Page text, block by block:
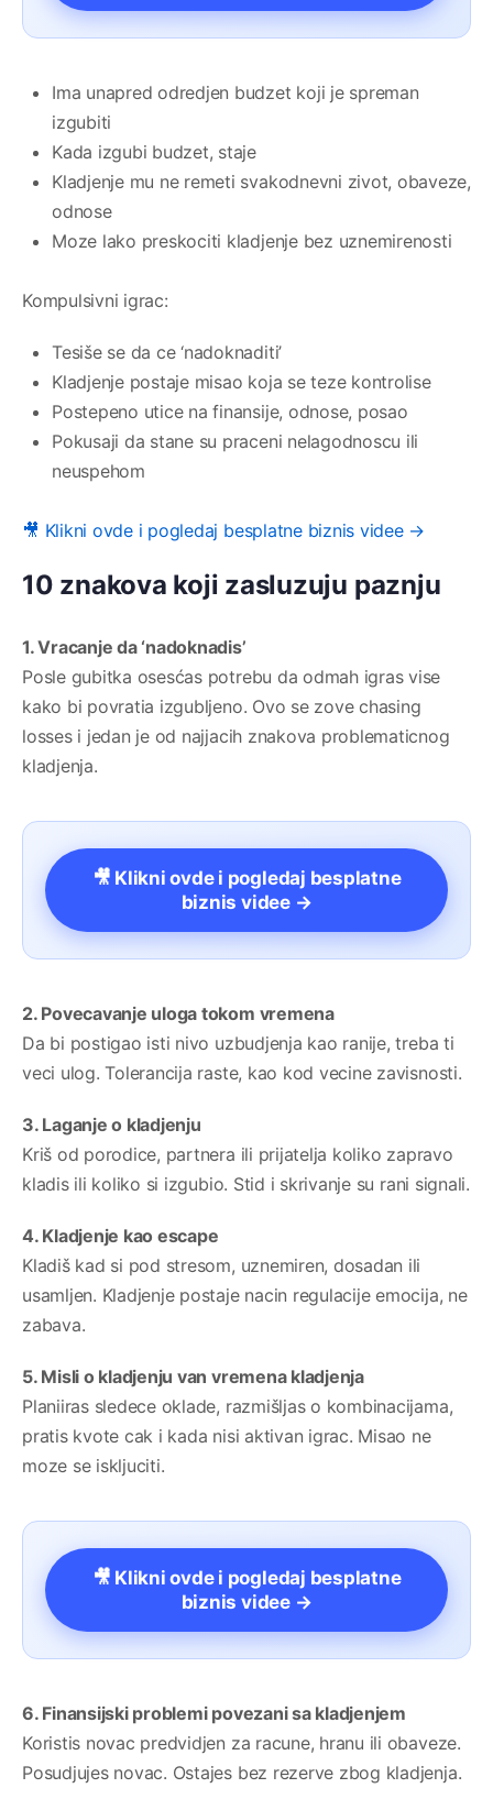
Ima unapred odredjen budzet koji je spreman
izgubiti
Kada izgubi budzet, staje
Kladjenje mu ne remeti svakodnevni zivot, obaveze,
odnose
Moze lako preskociti kladjenje bez uznemirenosti
Kompulsivni igrac:
Tesiše se da ce ‘nadoknaditi’
Kladjenje postaje misao koja se teze kontrolise
Postepeno utice na finansije, odnose, posao
Pokusaji da stane su praceni nelagodnoscu ili
neuspehom
🎥 Klikni ovde i pogledaj besplatne biznis videe →
10 znakova koji zasluzuju paznju
1. Vracanje da ‘nadoknadis’
Posle gubitka osesćas potrebu da odmah igras vise
kako bi povratia izgubljeno. Ovo se zove chasing
losses i jedan je od najjacih znakova problematicnog
kladjenja.
🎥 Klikni ovde i pogledaj besplatne
biznis videe →
2. Povecavanje uloga tokom vremena
Da bi postigao isti nivo uzbudjenja kao ranije, treba ti
veci ulog. Tolerancija raste, kao kod vecine zavisnosti.
3. Laganje o kladjenju
Kriš od porodice, partnera ili prijatelja koliko zapravo
kladis ili koliko si izgubio. Stid i skrivanje su rani signali.
4. Kladjenje kao escape
Kladiš kad si pod stresom, uznemiren, dosadan ili
usamljen. Kladjenje postaje nacin regulacije emocija, ne
zabava.
5. Misli o kladjenju van vremena kladjenja
Planiiras sledece oklade, razmišljas o kombinacijama,
pratis kvote cak i kada nisi aktivan igrac. Misao ne
moze se iskljuciti.
🎥 Klikni ovde i pogledaj besplatne
biznis videe →
6. Finansijski problemi povezani sa kladjenjem
Koristis novac predvidjen za racune, hranu ili obaveze.
Posudjujes novac. Ostajes bez rezerve zbog kladjenja.